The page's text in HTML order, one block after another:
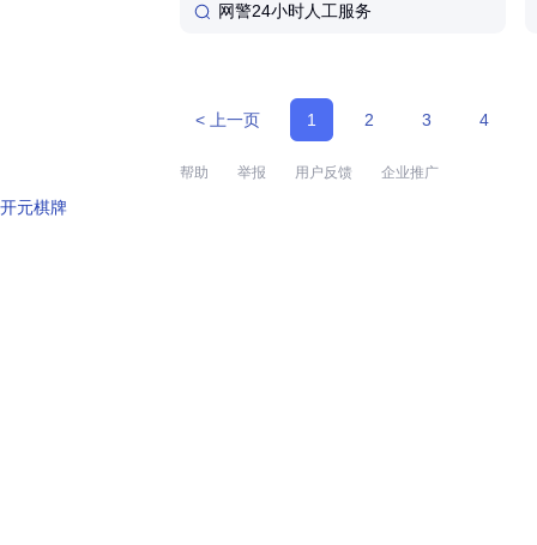
网警24小时人工服务
< 上一页 1 2 3 4
帮助 举报 用户反馈 企业推广
开元棋牌